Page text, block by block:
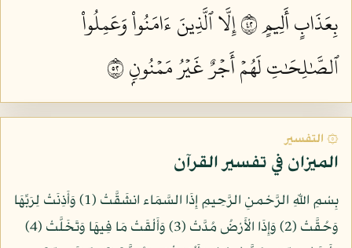
بِعَذَابٍ أَلِيمٍ ٢٤
إِلَّا ٱلَّذِينَ ءَامَنُواْ وَعَمِلُواْ
ٱلصَّٰلِحَٰتِ لَهُمۡ أَجۡرٌ غَيۡرُ مَمۡنُونِۭ ٢٥
۞ التفسير
الميزان في تفسير القرآن
بِسْمِ اللّهِ الرَّحْمنِ الرَّحِيمِ إِذَا السَّمَاء انشَقَّتْ (1) وَأَذِنَتْ لِرَبِّهَا
وَحُقَّتْ (2) وَإِذَا الْأَرْضُ مُدَّتْ (3) وَأَلْقَتْ مَا فِيهَا وَتَخَلَّتْ (4)